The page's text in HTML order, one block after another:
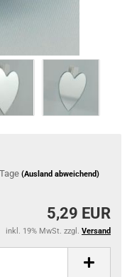
(Ausland abweichend)
5,29 EUR
inkl. 19% MwSt. zzgl. Versand